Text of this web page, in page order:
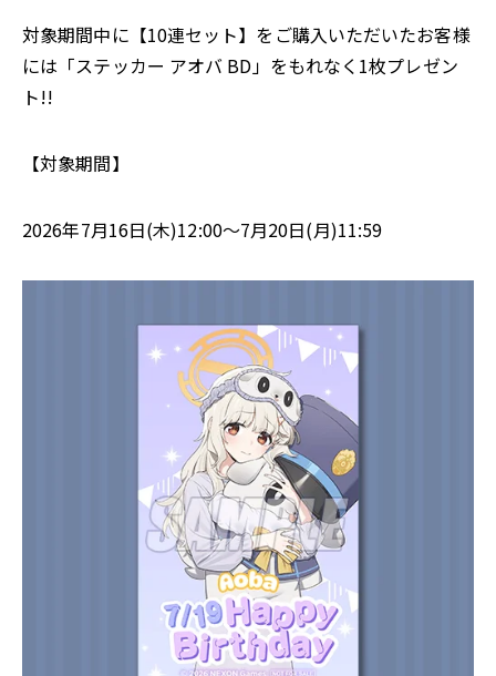
対象期間中に【10連セット】をご購入いただいたお客様
には「ステッカー アオバ BD」をもれなく1枚プレゼン
ト!!
【対象期間】
2026年7月16日(木)12:00～7月20日(月)11:59